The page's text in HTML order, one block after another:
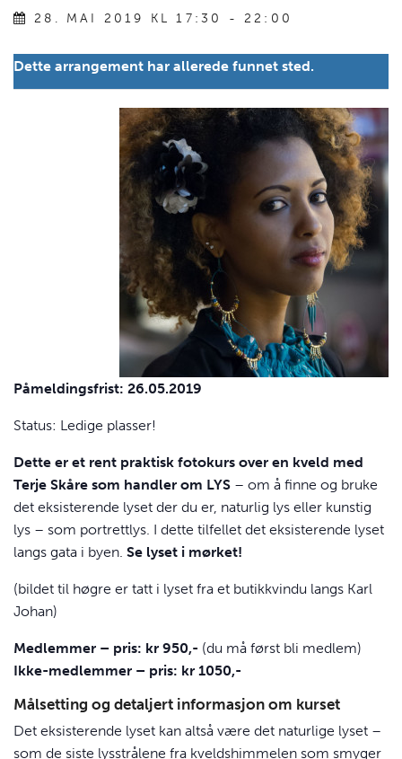
28. MAI 2019 KL 17:30 -22:00
Dette arrangement har allerede funnet sted.
Påmeldingsfrist: 26.05.2019
Status: Ledige plasser!
Dette er et rent praktisk fotokurs over en kveld med
Terje Skåre som handler om LYS – om å finne og bruke
det eksisterende lyset der du er, naturlig lys eller kunstig
lys – som portrettlys. I dette tilfellet det eksisterende lyset
langs gata i byen. Se lyset i mørket!
(bildet til høgre er tatt i lyset fra et butikkvindu langs Karl
Johan)
Medlemmer – pris: kr 950,- (du må først bli medlem)
Ikke-medlemmer – pris: kr 1050,-
Målsetting og detaljert informasjon om kurset
Det eksisterende lyset kan altså være det naturlige lyset –
som de siste lysstrålene fra kveldshimmelen som smyger